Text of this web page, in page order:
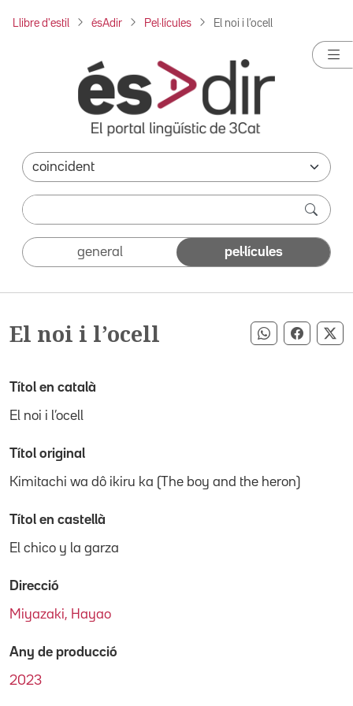
Llibre d'estil ésAdir Pel·lícules El noi i l’ocell
general pel·lícules
El noi i l’ocell Compartir
Títol en català
El noi i l’ocell
Títol original
Kimitachi wa dô ikiru ka (The boy and the heron)
Títol en castellà
El chico y la garza
Direcció
Miyazaki, Hayao
Any de producció
2023